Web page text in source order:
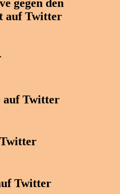
gegen den
auf Twitter
auf Twitter
Twitter